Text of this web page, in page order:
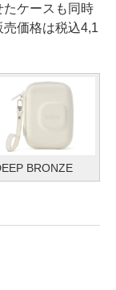
たケースも同時
価格は税込4,1
BRONZE